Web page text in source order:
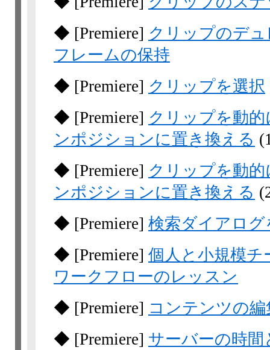
◆ [Premiere] クリップのデ
フレームの保持
◆ [Premiere] クリップを選択
◆ [Premiere] クリップを動
ンポジションに置き換える
◆ [Premiere] クリップを動
ンポジションに置き換える
◆ [Premiere] 検索ダイアロ
◆ [Premiere] 個人と小規模
ワークフローのレッスン
◆ [Premiere] コンテンツの
◆ [Premiere] サーバーの時